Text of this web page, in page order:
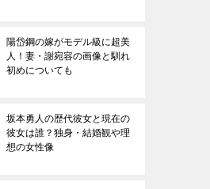
陽岱鋼の嫁がモデル級に超美
人！妻・謝宛容の画像と馴れ
初めについても
坂本勇人の歴代彼女と現在の
彼女は誰？独身・結婚観や理
想の女性像